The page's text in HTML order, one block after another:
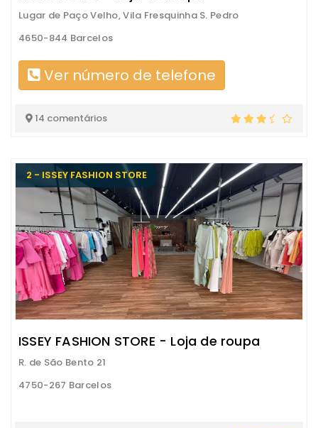
Lugar de Paço Velho, Vila Fresquinha S. Pedro
4650-844 Barcelos
Ver número de telefone
14 comentários
2 - ISSEY FASHION STORE
ISSEY FASHION STORE - Loja de roupa
R. de São Bento 21
4750-267 Barcelos